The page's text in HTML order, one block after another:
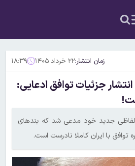
زمان انتشار:۲۲ خرداد ۱۴۰۵ ۱۸:۳۹
جزئیات توافق ادعایی:
لفاظی جدید خود مدعی شد که بندهای
توافق با ایران کاملا نادرست است.